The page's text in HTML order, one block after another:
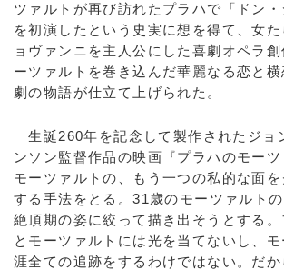
ツァルトが再び訪れたプラハで「ドン・
を初演したという史実に想を得て、女
ョヴァンニを主人公にした喜劇オペラ
ーツァルトを巻き込んだ華麗なる恋と
劇の物語が仕立て上げられた。
生誕260年を記念して製作されたジョ
ンソン監督作品の映画『プラハのモーツ
モーツァルトの、もう一つの私的な面
する手法をとる。31歳のモーツァルト
絶頂期の姿に絞って描き出そうとする
とモーツァルトには光を当てないし、
涯全ての追跡をするわけではない。だ